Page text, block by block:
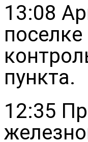
13:08
пункта.
12:35